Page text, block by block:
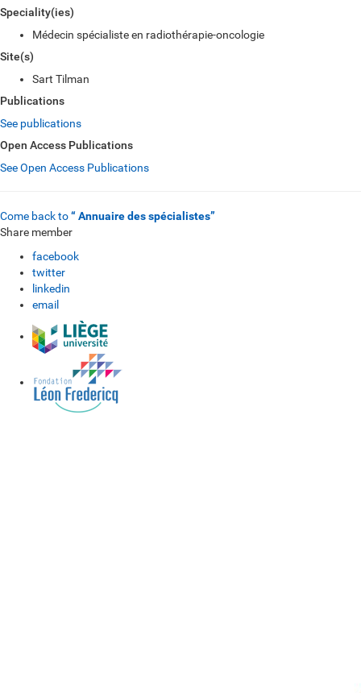
Speciality(ies)
Médecin spécialiste en radiothérapie-oncologie
Site(s)
Sart Tilman
Publications
See publications
Open Access Publications
See Open Access Publications
Come back to“ Annuaire des spécialistes”
Share member
facebook
twitter
linkedin
email